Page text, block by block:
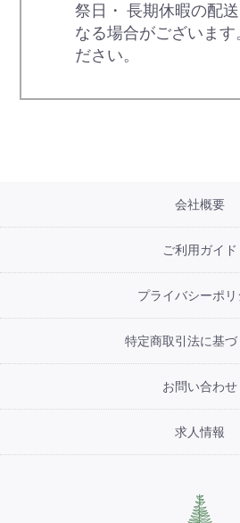
祭日・ 長期休暇の配
なる場合がございます
ださい。
会社概要
ご利用ガイド
プライバシーポリ
特定商取引法に基
お問い合わせ
求人情報